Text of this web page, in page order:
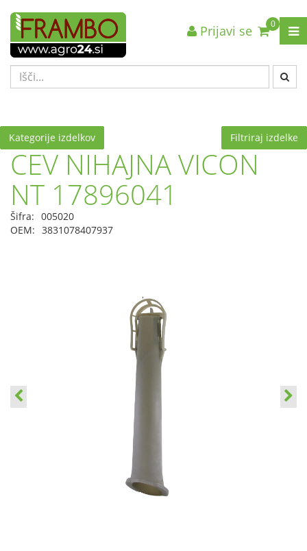
Nazaj en nivo
VRSTA 1
VRSTA 3
Nazaj en nivo
VRSTA 1
VRSTA 3
Nazaj en nivo
VRSTA 1
VRSTA 3
0
Prijavi se
Kategorije izdelkov Filtriraj izdelke
CEV NIHAJNA VICON
NT 17896041
Šifra: 005020
OEM: 3831078407937